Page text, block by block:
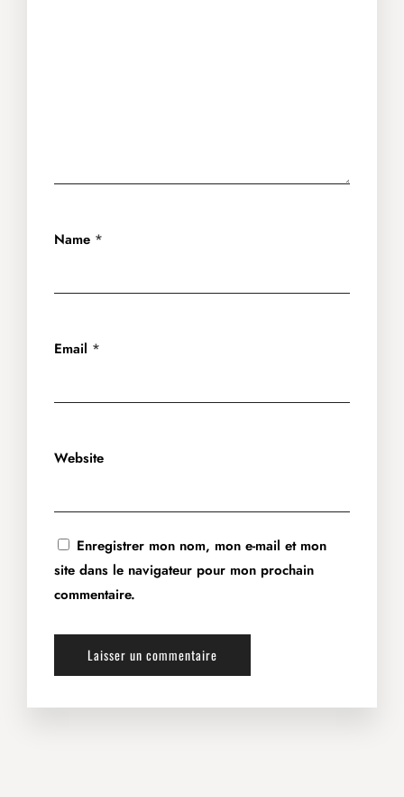
Name *
Email *
Website
Enregistrer mon nom, mon e-mail et mon
site dans le navigateur pour mon prochain
commentaire.